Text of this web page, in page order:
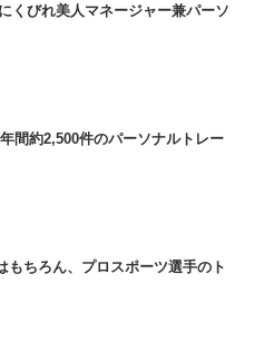
くびれ美人マネージャー兼パーソ
間約2,500件のパーソナルトレー
もちろん、プロスポーツ選手のト